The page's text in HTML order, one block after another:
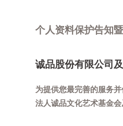
个人资料保护告知
诚品股份有限公司
为提供您最完善的服务
法人诚品文化艺术基金